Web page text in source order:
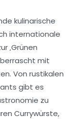
kulinarische
internationale
‚Grünen
mit
. Von rustikalen
gibt es
zu
Currywürste,